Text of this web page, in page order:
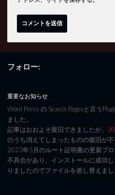
フォロー:
重要なお知らせ
Word Press の Search Regexと言う
ました。
記事はおおよそ復旧できましたが、
のうち消えてしまったものの復旧が
2023年5月のルート証明書の更新プ
不具合があり、インストールに成功
りましたのでファイルを差し替えまし